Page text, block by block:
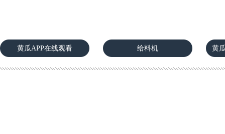
黄瓜APP在线观看 给料机 黄